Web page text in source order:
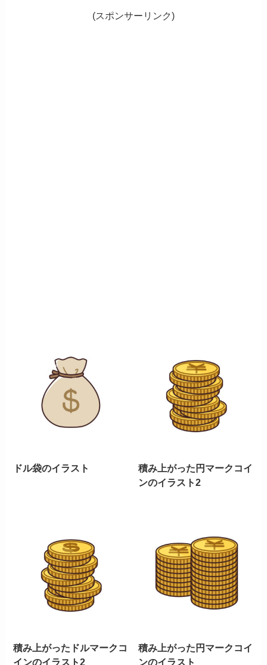
(スポンサーリンク)
ドル袋のイラスト
積み上がった円マークコイ
ンのイラスト2
積み上がったドルマークコ
インのイラスト2
積み上がった円マークコイ
ンのイラスト